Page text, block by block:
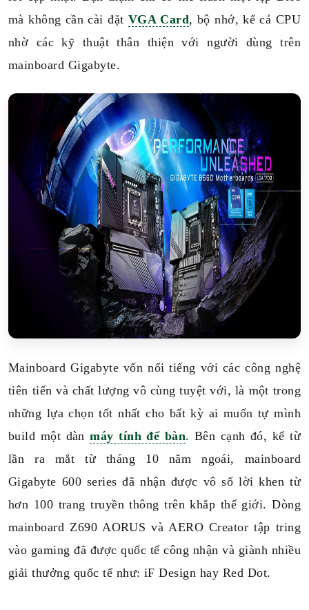
mà không cần cài đặt VGA Card, bộ nhớ, kể cả CPU
nhờ các kỹ thuật thân thiện với người dùng trên
mainboard Gigabyte.
Mainboard Gigabyte vốn nổi tiếng với các công nghệ
tiên tiến và chất lượng vô cùng tuyệt với, là một trong
những lựa chọn tốt nhất cho bất kỳ ai muốn tự mình
build một dànmáy tính để bàn. Bên cạnh đó, kể từ
lần ra mắt từ tháng 10 năm ngoái, mainboard
Gigabyte 600 series đã nhận được vô số lời khen từ
hơn 100 trang truyền thông trên khắp thế giới. Dòng
mainboard Z690 AORUS và AERO Creator tập tring
vào gaming đã được quốc tế công nhận và giành nhiều
giải thưởng quốc tế như: iF Design hay Red Dot.